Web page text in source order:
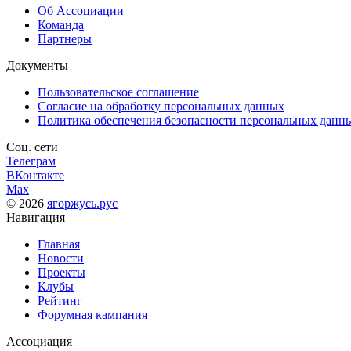
Об Ассоциации
Команда
Партнеры
Документы
Пользовательское соглашение
Согласие на обработку персональных данных
Политика обеспечения безопасности персональных
Соц. сети
Телеграм
ВКонтакте
Max
© 2026 ягоржусь.рус
Навигация
Главная
Новости
Проекты
Клубы
Рейтинг
Форумная кампания
Ассоциация